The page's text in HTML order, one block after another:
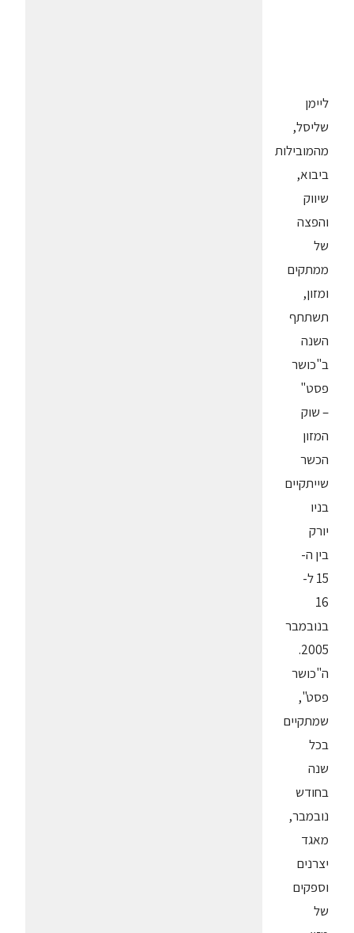
ליימן
שליסל,
מהמובילות
ביבוא,
שיווק
והפצה
של
ממתקים
ומזון,
תשתתף
השנה
ב"כושר
פסט"
– שוק
המזון
הכשר
שייתקיים
בניו
יורק
בין ה-
15 ל-
16
בנובמבר
2005.
ה"כושר
פסט",
שמתקיים
בכל
שנה
בחודש
נובמבר,
מאגד
יצרנים
וספקים
של